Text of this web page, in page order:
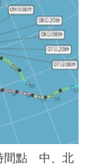
間點 中、北